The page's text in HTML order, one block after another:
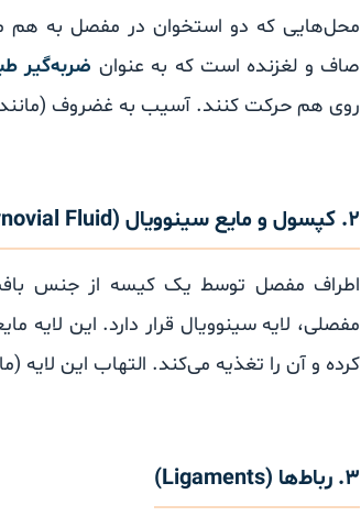
محل‌هایی که دو استخوان در مفصل به
صاف و لغزنده است که به عنوان ضربه‌گیر
روی هم حرکت کنند. آسیب به غضروف (مانند
۲. کپسول و مایع سینوویال (Capsule and Synovial Fluid)
اطراف مفصل توسط یک کیسه از جنس
مفصلی، لایه سینوویال قرار دارد. این لایه
کرده و آن را تغذیه می‌کند. التهاب این لایه
۳. رباط‌ها (Ligaments)